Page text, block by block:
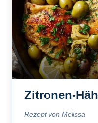
Zitronen-
Rezept von Melissa